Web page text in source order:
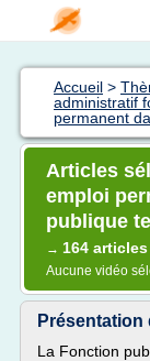
Accueil >
administratif
permanent
Articles
emploi
publique
→ 164 articles
Aucune vidéo
La Fonction